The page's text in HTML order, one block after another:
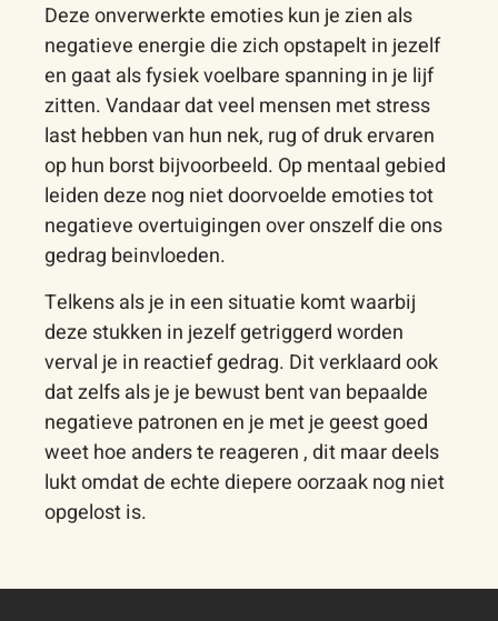
Deze onverwerkte emoties kun je zien als
negatieve energie die zich opstapelt in jezelf
en gaat als fysiek voelbare spanning in je lijf
zitten. Vandaar dat veel mensen met stress
last hebben van hun nek, rug of druk ervaren
op hun borst bijvoorbeeld. Op mentaal gebied
leiden deze nog niet doorvoelde emoties tot
negatieve overtuigingen over onszelf die ons
gedrag beinvloeden.
Telkens als je in een situatie komt waarbij
deze stukken in jezelf getriggerd worden
verval je in reactief gedrag. Dit verklaard ook
dat zelfs als je je bewust bent van bepaalde
negatieve patronen en je met je geest goed
weet hoe anders te reageren , dit maar deels
lukt omdat de echte diepere oorzaak nog niet
opgelost is.